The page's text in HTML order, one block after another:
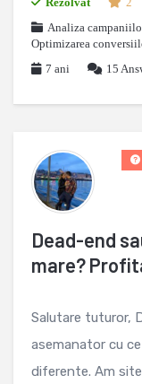
Analiza
Optimizarea
7 ani
15
Dead-end
mare?
Salutare tuturor,
asemanator cu
diferente. Am